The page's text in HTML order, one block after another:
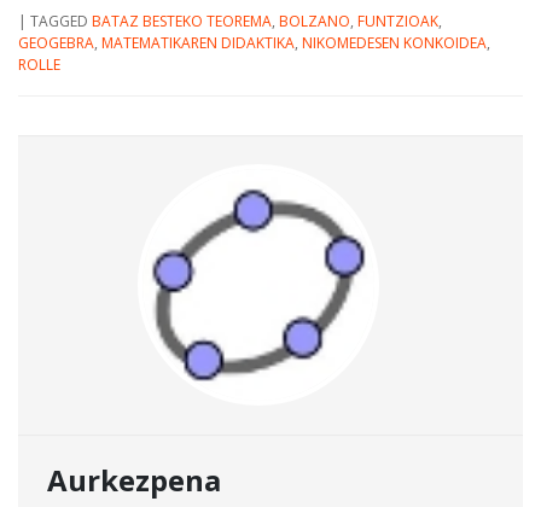
| TAGGED BATAZ BESTEKO TEOREMA, BOLZANO, FUNTZIOAK,
GEOGEBRA, MATEMATIKAREN DIDAKTIKA, NIKOMEDESEN KONKOIDEA,
ROLLE
Aurkezpena